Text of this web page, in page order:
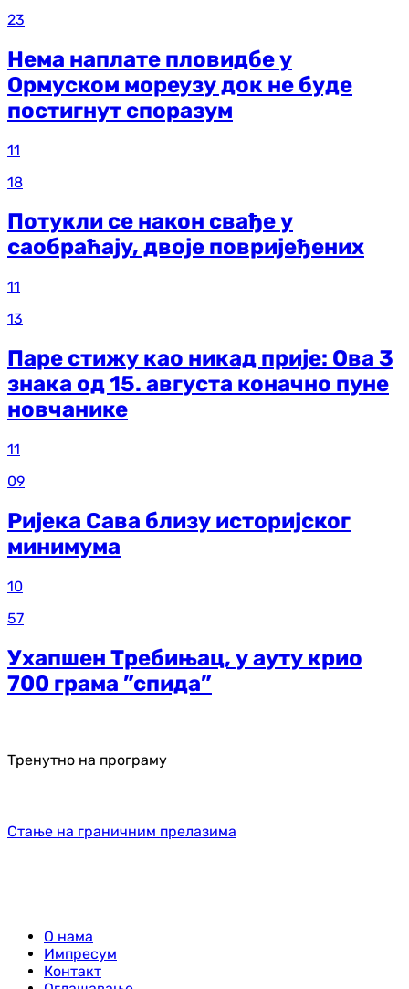
23
Нема наплате пловидбе у
Ормуском мореузу док не буде
постигнут споразум
11
18
Потукли се након свађе у
саобраћају, двоје повријеђених
11
13
Паре стижу као никад прије: Ова 3
знака од 15. августа коначно пуне
новчанике
11
09
Ријека Сава близу историјског
минимума
10
57
Ухапшен Требињац, у ауту крио
700 грама ”спида”
Тренутно на програму
Стање на граничним прелазима
О нама
Импресум
Контакт